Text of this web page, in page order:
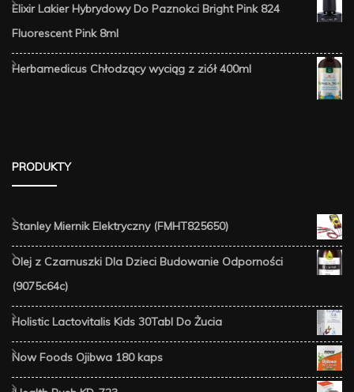
Elixir Lakier Hybrydowy Do Paznokci Bright Pink 824
Fluorescent Pink 8ml
Herbamedicus Chłodzący wyciąg z ziół 400ml
PRODUKTY
Stanley Miernik Elektryczny (FMHT825650)
Olej z Czarnuszki Dla Dzieci Budowanie Odporności
(9075c64c)
Holistic Lactovitalis Kids 30Tabl Do Żucia
Now Foods Ojibwa 180 kaps